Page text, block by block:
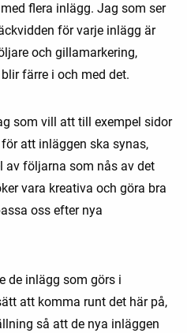
flera inlägg. Jag som ser
för varje inlägg är
och gillamarkering,
färre i och med det.
som vill att till exempel sidor
att inläggen ska synas,
av följarna som nås av det
vara kreativa och göra bra
oss efter nya
de inlägg som görs i
att komma runt det här på,
så att de nya inläggen